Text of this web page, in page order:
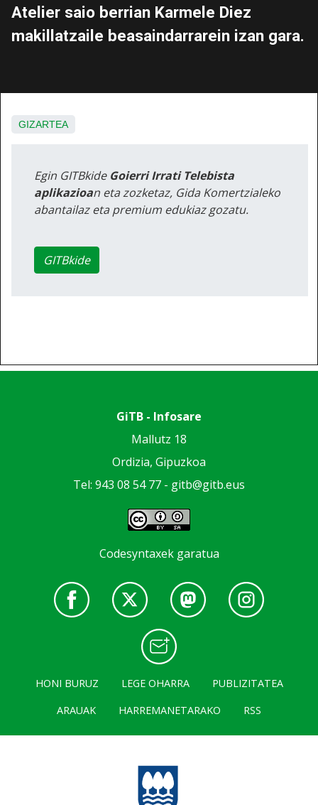
Atelier saio berrian Karmele Diez
makillatzaile beasaindarrarein izan gara.
GIZARTEA
Egin GITBkide Goierri Irrati Telebista
aplikazioan eta zozketaz, Gida Komertzialeko
abantailaz eta premium edukiaz gozatu.
GITBkide
GiTB - Infosare
Mallutz 18
Ordizia, Gipuzkoa
Tel: 943 08 54 77 - gitb@gitb.eus
Codesyntaxek garatua
HONI BURUZ LEGE OHARRA
PUBLIZITATEA
ARAUAK
HARREMANETARAKO RSS